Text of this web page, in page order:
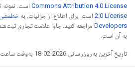
Commons Attribution 4.0 License است. نمونه
2.0 License است. برای اطلاع از جزئیات، به
Developers‏
به آن است.
تاریخ آخرین به‌روزرسانی 2026-02-18 به‌وقت ساعت هماهنگ جهانی.